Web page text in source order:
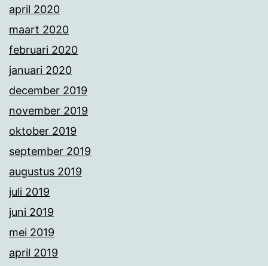
april 2020
maart 2020
februari 2020
januari 2020
december 2019
november 2019
oktober 2019
september 2019
augustus 2019
juli 2019
juni 2019
mei 2019
april 2019